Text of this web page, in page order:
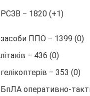
РСЗВ ‒ 1820 (+1)
засоби ППО ‒ 1399 (0)
літаків ‒ 436 (0)
гелікоптерів ‒ 353 (0)
БпЛА оперативно-